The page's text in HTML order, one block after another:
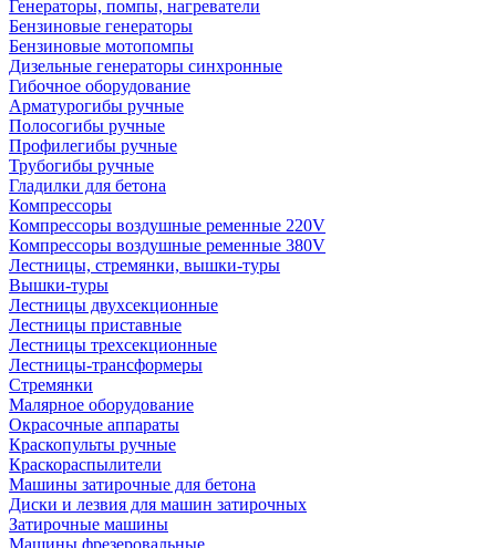
Генераторы, помпы, нагреватели
Бензиновые генераторы
Бензиновые мотопомпы
Дизельные генераторы синхронные
Гибочное оборудование
Арматурогибы ручные
Полосогибы ручные
Профилегибы ручные
Трубогибы ручные
Гладилки для бетона
Компрессоры
Компрессоры воздушные ременные 220V
Компрессоры воздушные ременные 380V
Лестницы, стремянки, вышки-туры
Вышки-туры
Лестницы двухсекционные
Лестницы приставные
Лестницы трехсекционные
Лестницы-трансформеры
Стремянки
Малярное оборудование
Окрасочные аппараты
Краскопульты ручные
Краскораспылители
Машины затирочные для бетона
Диски и лезвия для машин затирочных
Затирочные машины
Машины фрезеровальные